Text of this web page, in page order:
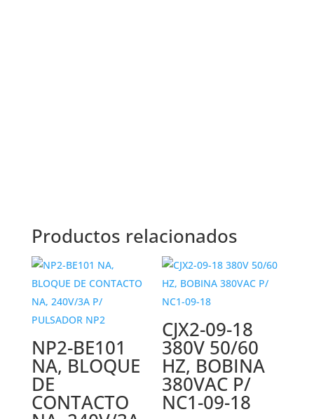
Productos relacionados
NP2-BE101
NA, BLOQUE
DE
CONTACTO
CJX2-09-18
380V 50/60
HZ, BOBINA
380VAC P/
NC1-09-18